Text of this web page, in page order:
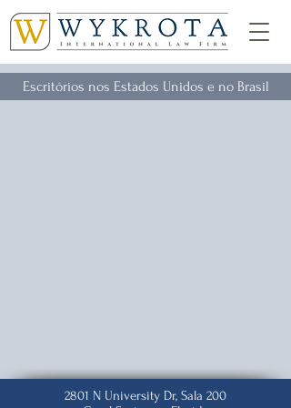
Escritórios nos Estados Unidos e no Brasil
2801 N University Dr, Sala 200